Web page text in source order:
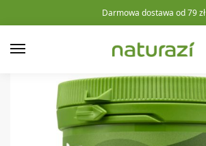
Darmowa dostawa od 79 zł